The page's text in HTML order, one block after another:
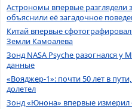
Астрономы впервые разглядели
объяснили её загадочное
Китай впервые
Земли Камоалева
Зонд NASA Psyche разогнался
данные
«Вояджер-1»: почти 50 лет в
долетел
Зонд «Юнона» впервые измерил